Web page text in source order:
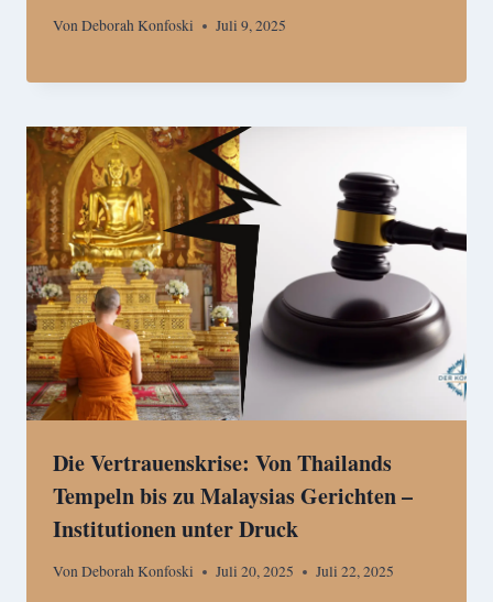
VonDeborah Konfoski Juli 9, 2025
Die Vertrauenskrise: Von Thailands
Tempeln bis zu Malaysias Gerichten –
Institutionen unter Druck
VonDeborah Konfoski Juli 20, 2025 Juli 22, 2025